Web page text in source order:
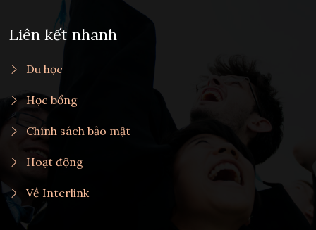
Liên kết nhanh
Du học
Học bổng
Chính sách bảo mật
Hoạt động
Về Interlink